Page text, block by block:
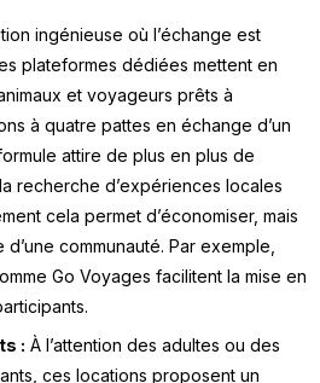
ingénieuse où l’échange est
plateformes dédiées mettent en
et voyageurs prêts à
à quatre pattes en échange d’un
attire de plus en plus de
recherche d’expériences locales
cela permet d’économiser, mais
communauté. Par exemple,
Go Voyages facilitent la mise en
: À l’attention des adultes ou des
ces locations proposent un